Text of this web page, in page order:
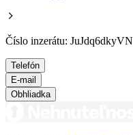
Číslo inzerátu: JuJdq6dkyVN
Telefón
E-mail
Obhliadka